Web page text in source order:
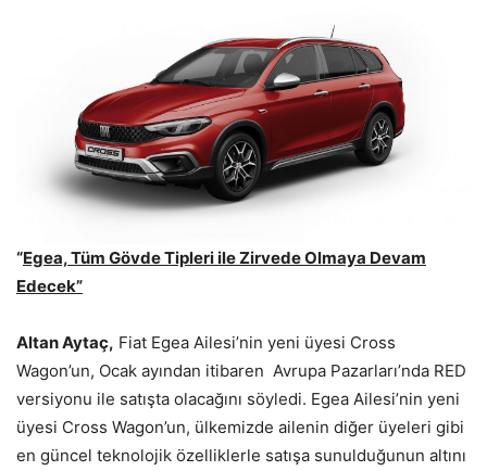
“Egea, Tüm Gövde Tipleri ile Zirvede Olmaya Devam
Edecek”
Altan Aytaç, Fiat Egea Ailesi’nin yeni üyesi Cross
Wagon’un, Ocak ayından itibaren Avrupa Pazarları’nda RED
versiyonu ile satışta olacağını söyledi. Egea Ailesi’nin yeni
üyesi Cross Wagon’un, ülkemizde ailenin diğer üyeleri gibi
en güncel teknolojik özelliklerle satışa sunulduğunun altını